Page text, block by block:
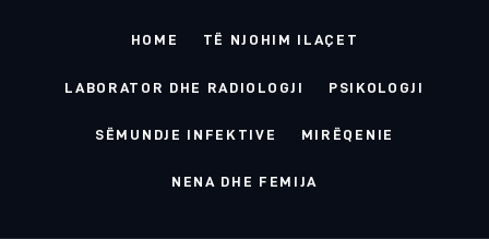
HOME TË NJOHIM ILAÇET
LABORATOR DHE RADIOLOGJI PSIKOLOGJI
SËMUNDJE INFEKTIVE MIRËQENIE
NENA DHE FEMIJA